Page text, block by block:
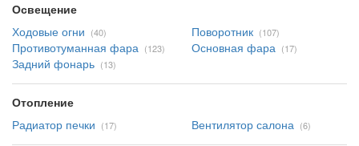
Освещение
Ходовые огни (40) Поворотник (107)
Противотуманная фара (123) Основная фара (17)
Задний фонарь (13)
Отопление
Радиатор печки (17) Вентилятор салона (6)